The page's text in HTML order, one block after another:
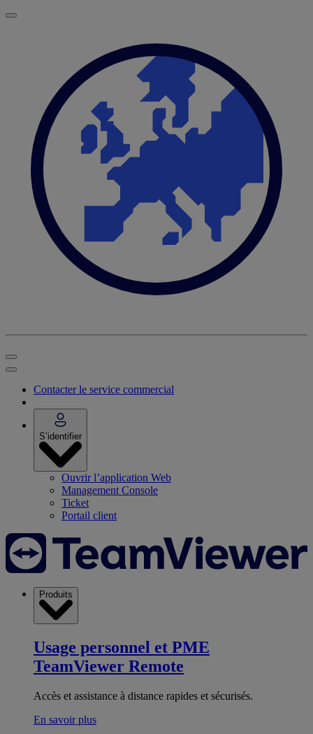
Contacter le service commercial
S’identifier
Ouvrir l’application Web
Management Console
Ticket
Portail client
Produits
Usage personnel et PME
TeamViewer Remote
Accès et assistance à distance rapides et sécurisés.
En savoir plus